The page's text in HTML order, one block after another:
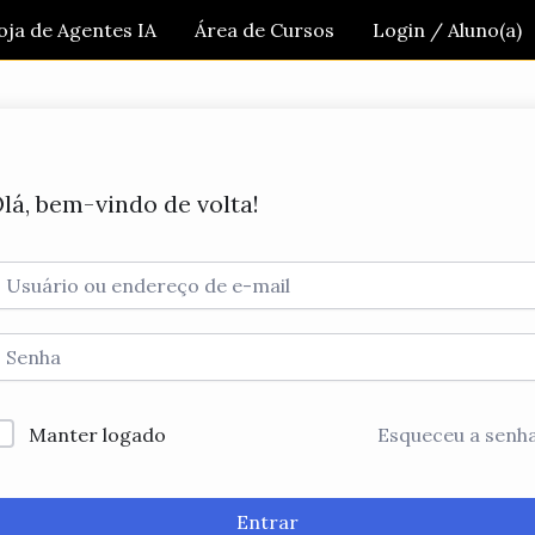
de Agentes IA Área de Cursos Login / Aluno(a)
bem-vindo de volta!
Manter logado Esqueceu a
Entrar